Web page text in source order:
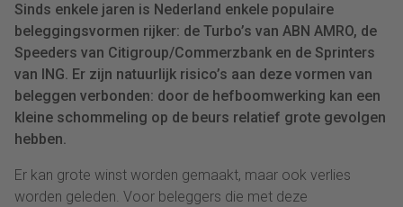
Sinds enkele jaren is Nederland enkele populaire
beleggingsvormen rijker: de Turbo’s van ABN AMRO, de
Speeders van Citigroup/Commerzbank en de Sprinters
van ING. Er zijn natuurlijk risico’s aan deze vormen van
beleggen verbonden: door de hefboomwerking kan een
kleine schommeling op de beurs relatief grote gevolgen
hebben.
Er kan grote winst worden gemaakt, maar ook verlies
worden geleden. Voor beleggers die met deze